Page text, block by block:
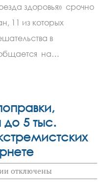
мобильных
бригад
«поезда
здоровья»
спасают
жизни
дончанам
здоровья» срочно
11 из которых
в
на…
5 тыс.
к
записи
отключены